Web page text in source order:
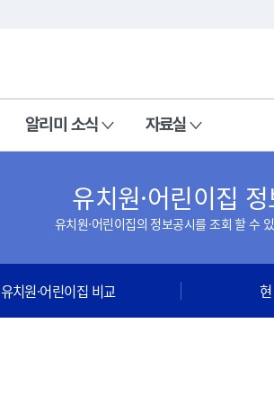
알리미 소식 자료실
유치원·어린이집
유치원·어린이집의 정보공시를 조회 할 수
유치원·어린이집 비교